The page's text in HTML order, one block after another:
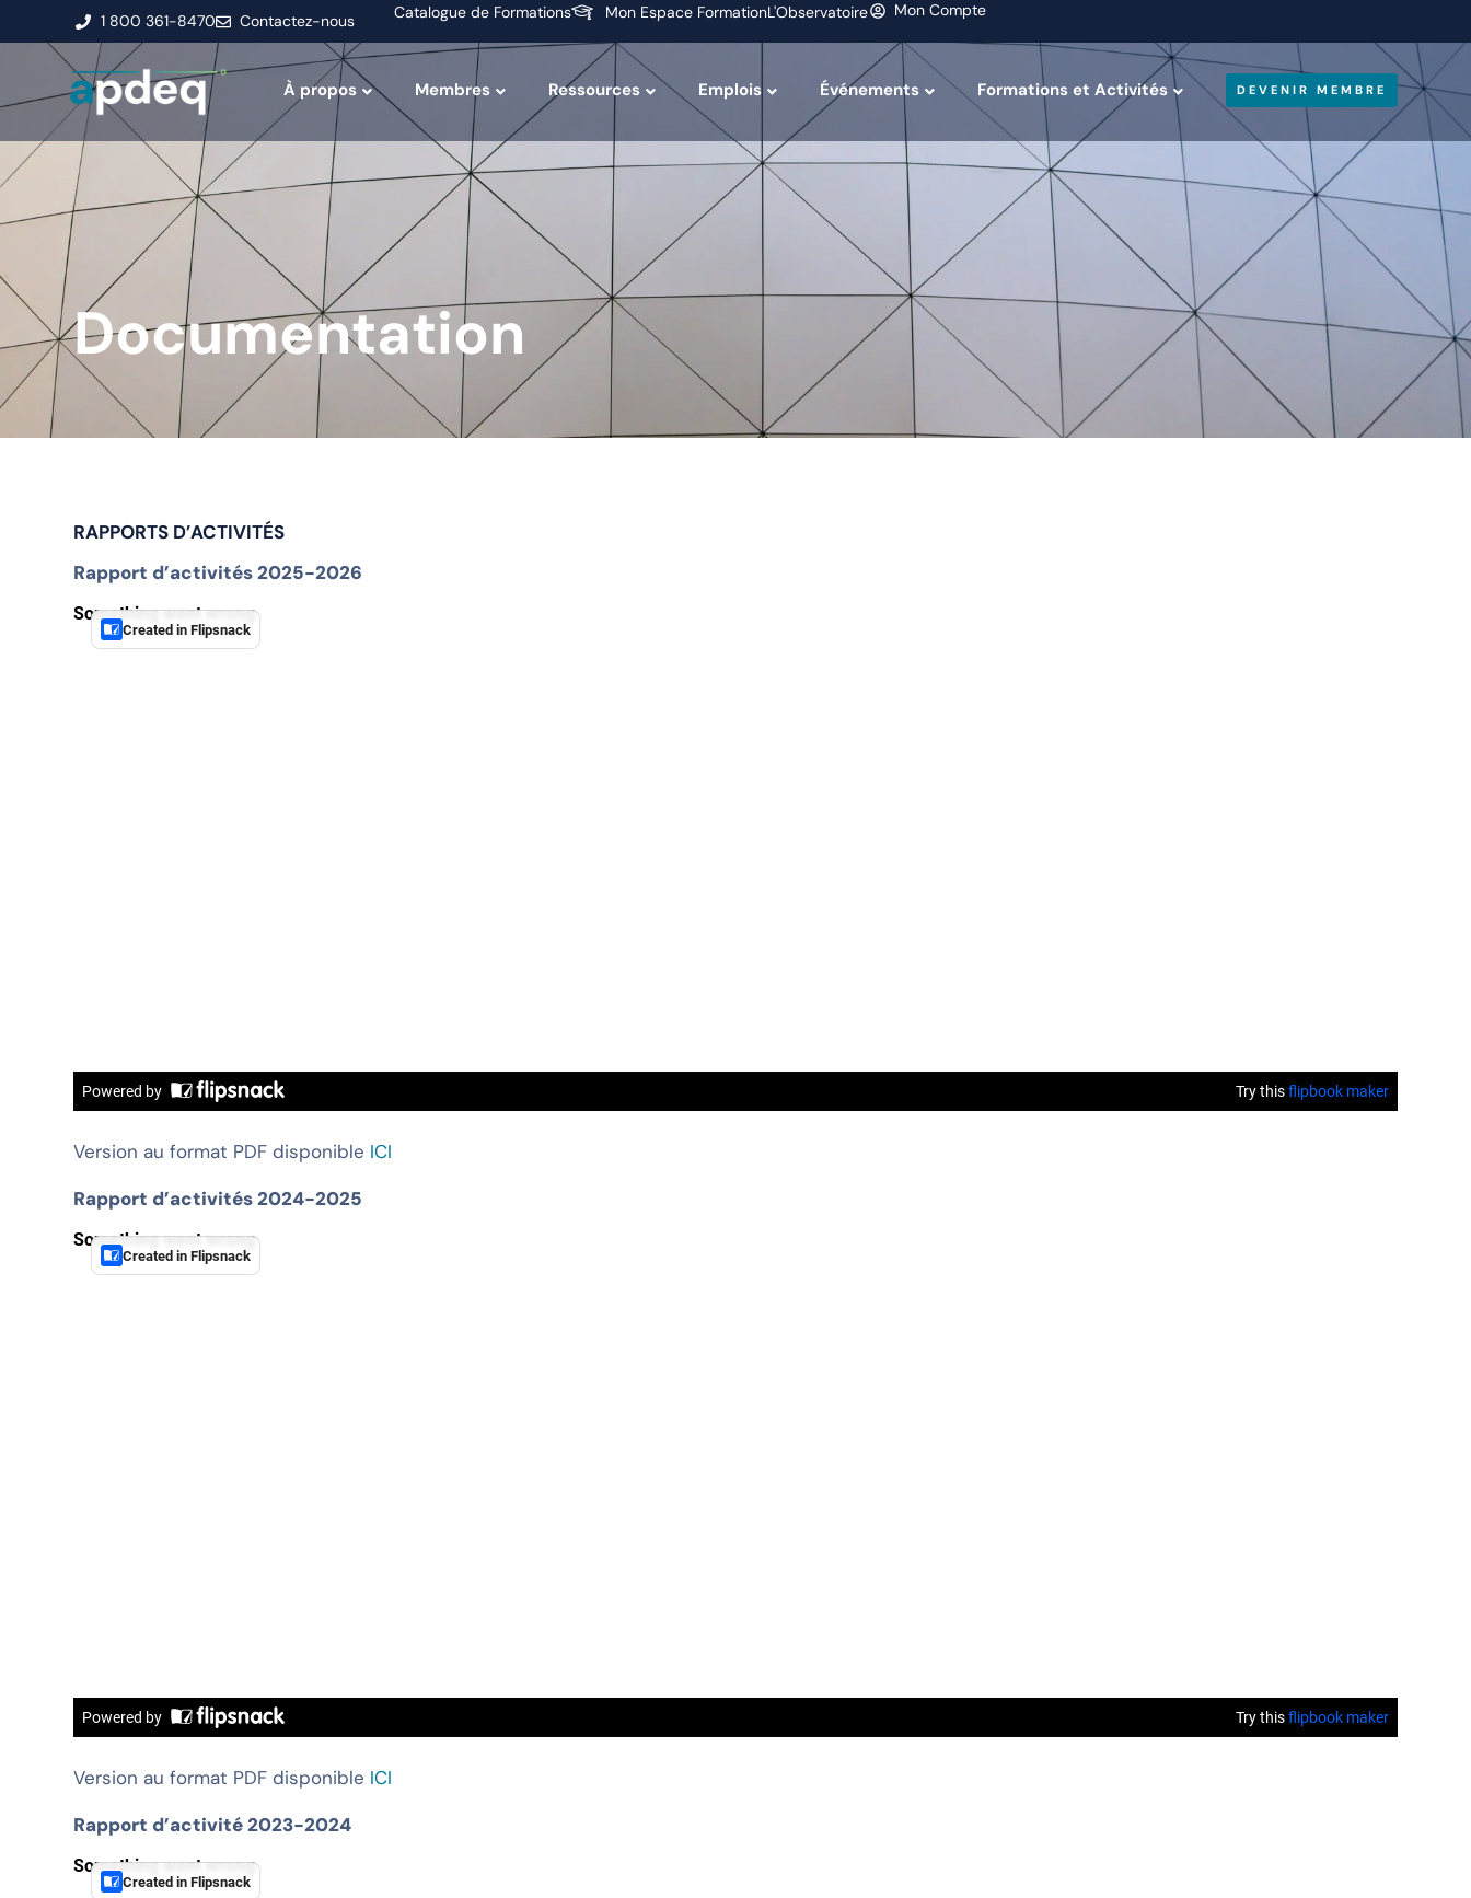
1 800 361-8470 Contactez-nous Catalogue de Formations Mon Espace FormationL'Observatoire Mon Compte
À propos Membres Ressources Emplois Événements Formations et Activités DEVENIR MEMBRE
Documentation
RAPPORTS D’ACTIVITÉS
Rapport d’activités 2025-2026
Version au format PDF disponible ICI
Rapport d’activités 2024-2025
Version au format PDF disponible ICI
Rapport d’activité 2023-2024